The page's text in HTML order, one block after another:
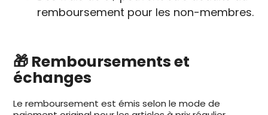
remboursement pour les non-membres.
🎁 Remboursements et
échanges
Le remboursement est émis selon le mode de